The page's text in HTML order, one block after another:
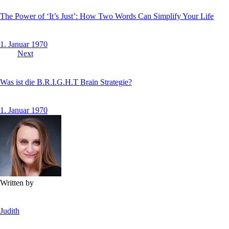
The Power of ‘It’s Just’: How Two Words Can Simplify Your Life
1. Januar 1970
Next
Was ist die B.R.I.G.H.T Brain Strategie?
1. Januar 1970
Written by
Judith